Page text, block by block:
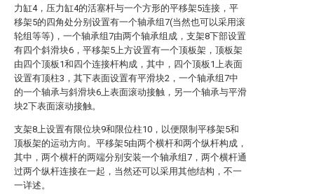
力缸4，压力缸4的活塞杆与一个方形的平移架5连接，平
移架5的四角处分别设置有一个轴承组7(当然也可以采用滚
轮组等等)，一个轴承组7由两个轴承组成，支架8下部设置
有四个斜滑块6，平移架5上方设置有一个顶板架，顶板架
由四个顶板1和四个连接杆构成，其中，四个顶板1上表面
设置有顶柱3，其下表面设置有平滑块2，一个轴承组7中
的一个轴承与斜滑块6上表面滚动接触，另一个轴承与平滑
块2下表面滚动接触。
支架8上设置有限位块9和限位柱10，以便限制平移架5和
顶板架的运动方向。平移架5由两个横杆和两个纵杆构成，
其中，两个横杆的两端分别安装一个轴承组7，两个横杆通
过两个纵杆连接在一起，当然还可以采用其他结构，不一
一详述。